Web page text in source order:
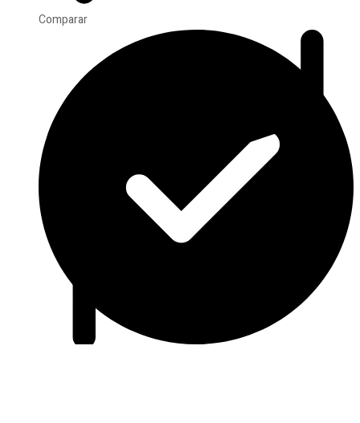
Comparar